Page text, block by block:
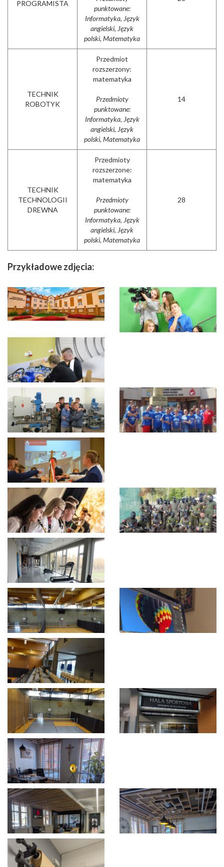
PROGRAMISTA
punktowane:
Informatyka, Język
angielski, Język
polski, Matematyka
TECHNIK
ROBOTYK
Przedmiot
rozszerzony:
matematyka
Przedmioty
punktowane:
Informatyka, Język
angielski, Język
polski, Matematyka
14
TECHNIK
TECHNOLOGII
DREWNA
Przedmioty
rozszerzone:
matematyka
Przedmioty
punktowane:
Informatyka, Język
angielski, Język
polski, Matematyka
28
Przykładowe zdjęcia: